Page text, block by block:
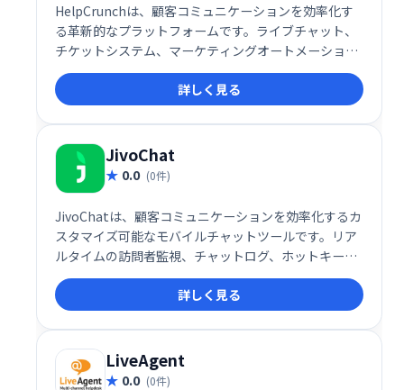
HelpCrunchは、顧客コミュニケーションを効率化す
る革新的なプラットフォームです。ライブチャット、
チケットシステム、マーケティングオートメーショ
ン、メールマーケティングなどを統合し、見込み客獲
得から顧客維持まで、顧客ライフサイクル全体をサポ
ートします。Web・モバイルビジネスの顧客ロイヤル
ティ向上と売上増加に貢献します。
詳しく見る
JivoChat
0.0 (0件)
JivoChatは、顧客コミュニケーションを効率化するカ
スタマイズ可能なモバイルチャットツールです。リア
ルタイムの訪問者監視、チャットログ、ホットキーな
ど、顧客エンゲージメントを向上させる機能が充実。
チャンネル登録促進や購買意欲を高める、記憶に残る
体験を提供します。
詳しく見る
LiveAgent
0.0 (0件)